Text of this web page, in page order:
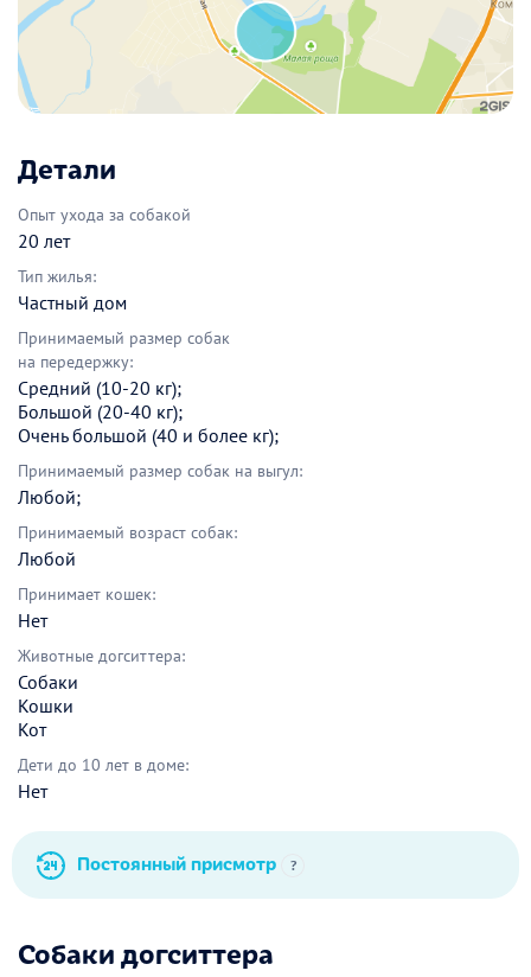
Детали
Опыт ухода за собакой
20 лет
Тип жилья:
Частный дом
Принимаемый размер собак
на передержку:
Средний (10-20 кг);
Большой (20-40 кг);
Очень большой (40 и более кг);
Принимаемый размер собак на выгул:
Любой;
Принимаемый возраст собак:
Любой
Принимает кошек:
Нет
Животные догситтера:
Собаки
Кошки
Кот
Дети до 10 лет в доме:
Нет
Постоянный присмотр ?
Собаки догситтера